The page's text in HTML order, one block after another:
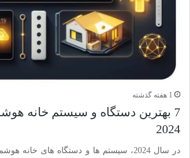
1 هفته گذشته
7 بهترین دستگاه و سیستم خانه
2024
در سال 2024، سیستم ها و دستگاه های